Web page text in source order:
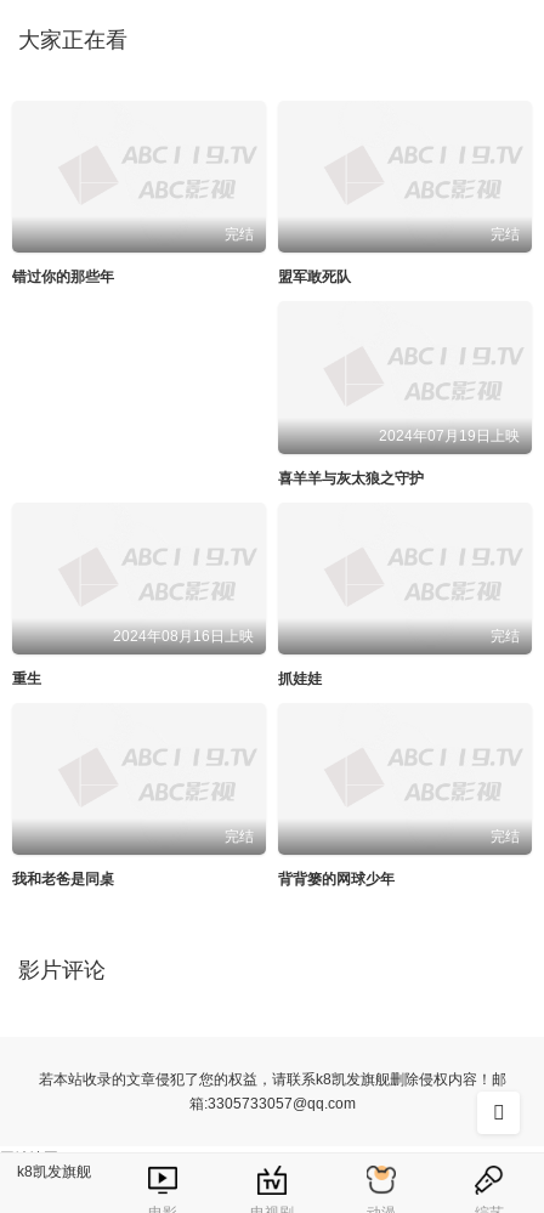
大家正在看
完结
错过你的那些年
完结
盟军敢死队
2024年07月19日上映
喜羊羊与灰太狼之守护
2024年08月16日上映
重生
完结
抓娃娃
完结
我和老爸是同桌
完结
背背篓的网球少年
影片评论
若本站收录的文章侵犯了您的权益，请联系k8凯发旗舰删除侵权内容！邮
箱:3305733057@qq.com
k8凯发旗舰